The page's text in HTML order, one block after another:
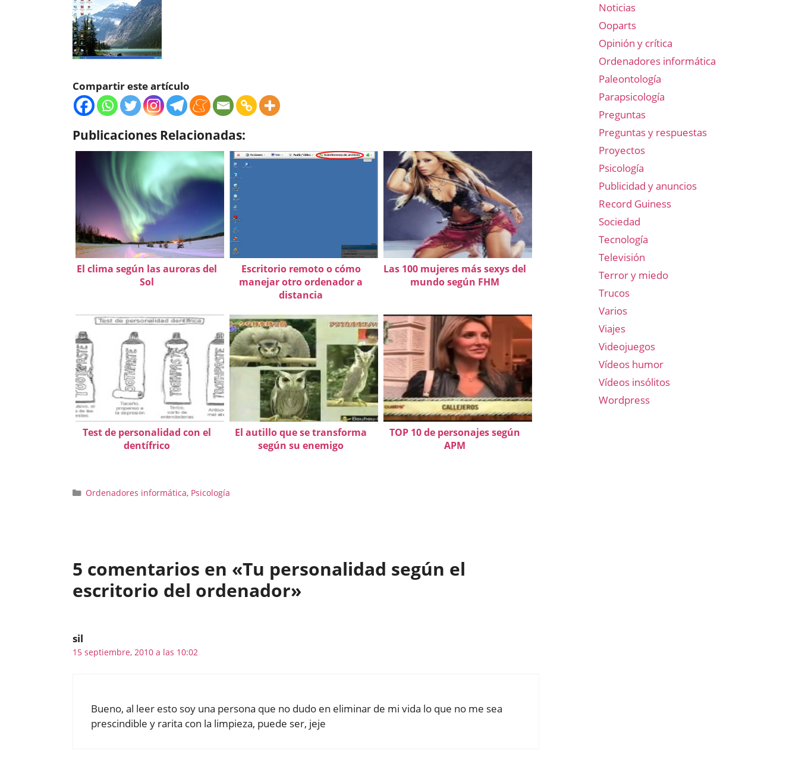
Compartir este artículo
Publicaciones Relacionadas:
El clima según las auroras del
Sol
Escritorio remoto o cómo
manejar otro ordenador a
distancia
Las 100 mujeres más sexys del
mundo según FHM
Test de personalidad con el
dentífrico
El autillo que se transforma
según su enemigo
TOP 10 de personajes según
APM
Categorías
Ordenadores informática, Psicología
5 comentarios en «Tu personalidad según el
escritorio del ordenador»
sil
15 septiembre, 2010 a las 10:02
Bueno, al leer esto soy una persona que no dudo en eliminar de mi vida lo que no me sea
prescindible y rarita con la limpieza, puede ser, jeje
Noticias
Ooparts
Opinión y crítica
Ordenadores informática
Paleontología
Parapsicología
Preguntas
Preguntas y respuestas
Proyectos
Psicología
Publicidad y anuncios
Record Guiness
Sociedad
Tecnología
Televisión
Terror y miedo
Trucos
Varios
Viajes
Videojuegos
Vídeos humor
Vídeos insólitos
Wordpress